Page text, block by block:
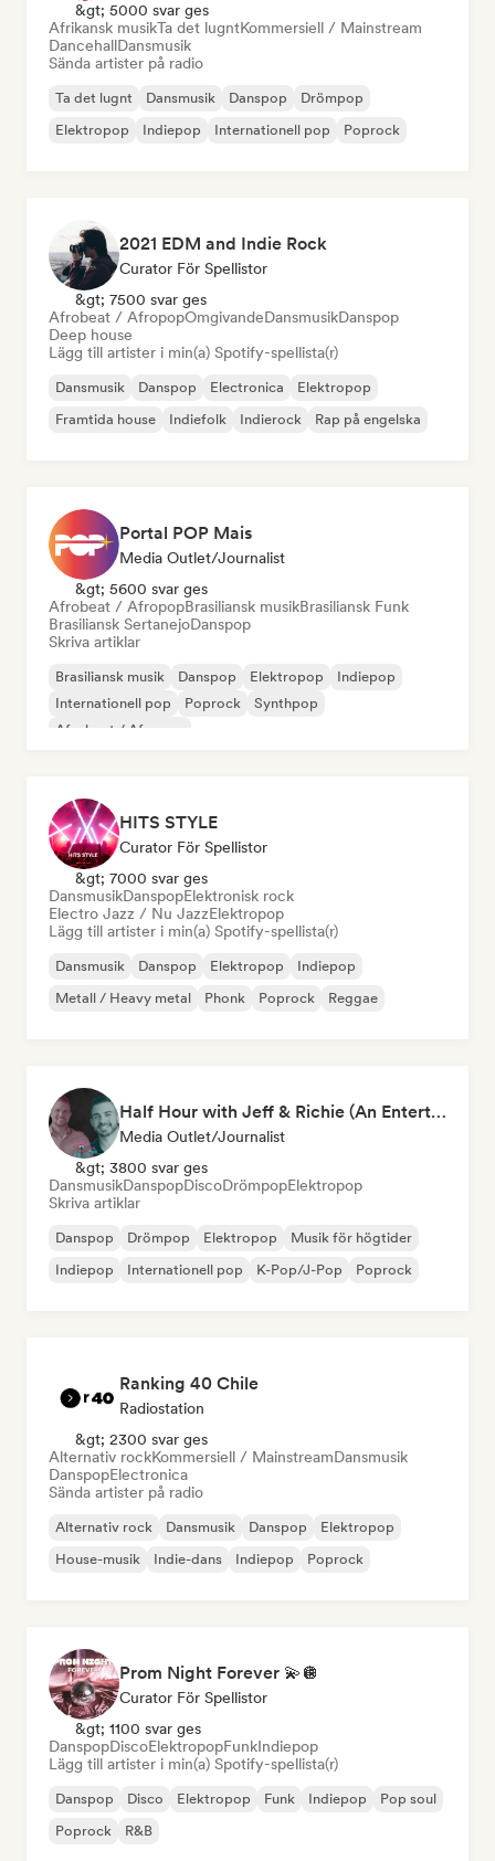
&gt; 5000 svar ges
Afrikansk musikTa det lugntKommersiell / Mainstream
DancehallDansmusik
Sända artister på radio
Ta det lugnt Dansmusik Danspop
Drömpop
Elektropop
Indiepop Internationell pop Poprock
2021 EDM and Indie Rock
Curator För Spellistor
&gt; 7500 svar ges
Afrobeat / AfropopOmgivandeDansmusikDanspop
Deep house
Lägg till artister i min(a) Spotify-spellista(r)
Dansmusik Danspop Electronica
Elektropop
Framtida house
Indiefolk Indierock Rap på engelska
Portal POP Mais
Media Outlet/Journalist
&gt; 5600 svar ges
Afrobeat / AfropopBrasiliansk musikBrasiliansk Funk
Brasiliansk SertanejoDanspop
Skriva artiklar
Brasiliansk musik Danspop Elektropop
Indiepop
Internationell pop
Poprock
Synthpop
Afrobeat / Afropop
HITS STYLE
Curator För Spellistor
&gt; 7000 svar ges
DansmusikDanspopElektronisk rock
Electro Jazz / Nu JazzElektropop
Lägg till artister i min(a) Spotify-spellista(r)
Dansmusik Danspop Elektropop
Indiepop
Metall / Heavy metal
Phonk Poprock Reggae
Half Hour with Jeff & Richie (An Entertainment Podcast)
Media Outlet/Journalist
&gt; 3800 svar ges
DansmusikDanspopDiscoDrömpopElektropop
Skriva artiklar
Danspop Drömpop Elektropop
Musik för högtider
Indiepop
Internationell pop K-Pop/J-Pop Poprock
Ranking 40 Chile
Radiostation
&gt; 2300 svar ges
Alternativ rockKommersiell / MainstreamDansmusik
DanspopElectronica
Sända artister på radio
Alternativ rock Dansmusik Danspop
Elektropop
House-musik
Indie-dans Indiepop Poprock
Prom Night Forever 💫🪩
Curator För Spellistor
&gt; 1100 svar ges
DanspopDiscoElektropopFunkIndiepop
Lägg till artister i min(a) Spotify-spellista(r)
Danspop Disco Elektropop Funk Indiepop
Pop soul
Poprock
R&B